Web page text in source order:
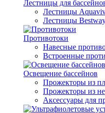
Лестницы для
Лестницы
Лестницы
Противотоки
Навесные
Встроенные
Освещение бассейнов
Прожекторы из
Прожекторы из
Аксессуары для